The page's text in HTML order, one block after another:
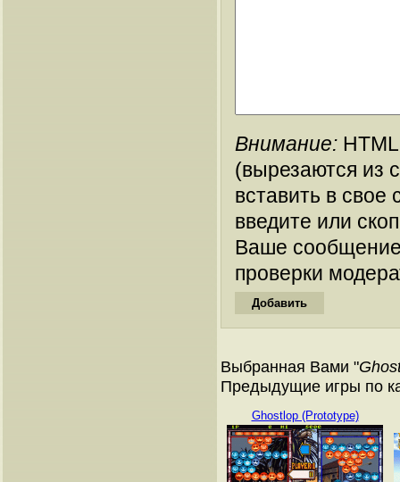
Внимание:
(вырезаются из
вставить в
введите или
Ваше
проверки
Выбранная Вами "
Предыдущие игры по
Ghostlop (Prototype)